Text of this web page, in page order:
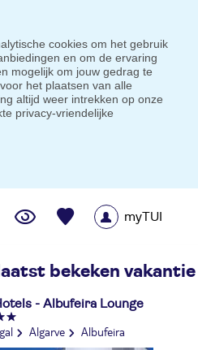
cookies om het gebruik
en om de ervaring
mogelijk om jouw gedrag te
het plaatsen van alle
altijd weer intrekken op onze
privacy-vriendelijke
bekeken vakantie
- Albufeira Lounge
Algarve Albufeira
myTUI
prijsgarantie